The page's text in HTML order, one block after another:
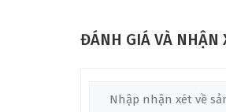
ĐÁNH GIÁ VÀ NHẬN